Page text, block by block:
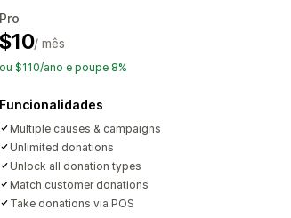
de donativo
Pro
$10/ mês
ou $110/ano e poupe 8%
Funcionalidades
Multiple causes & campaigns
Unlimited donations
Unlock all donation types
Match customer donations
Take donations via POS